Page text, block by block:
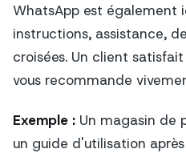
WhatsApp est également
instructions, assistance,
croisées. Un client
vous recommande
Exemple : Un magasin de
un guide d'utilisation